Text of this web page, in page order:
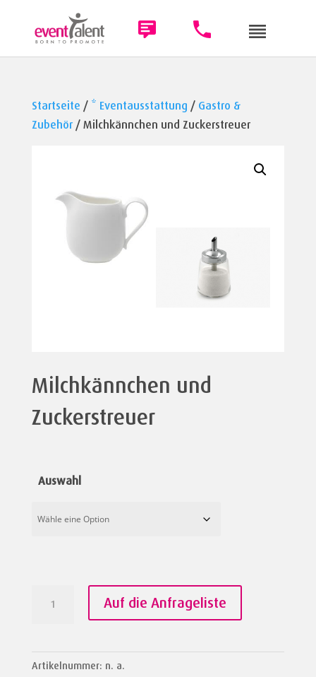
Startseite / * Eventausstattung / Gastro &
Zubehör/ Milchkännchen und Zuckerstreuer
Milchkännchen und
Zuckerstreuer
Auswahl
Menge
Auf die Anfrageliste
Artikelnummer: n. a.